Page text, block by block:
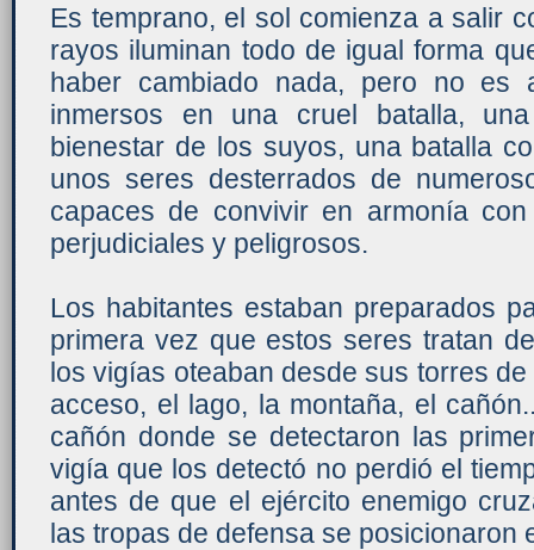
Es temprano, el sol comienza a salir
rayos iluminan todo de igual forma
haber cambiado nada, pero no es
inmersos en una cruel batalla,
bienestar de los suyos, una batalla
unos seres desterrados de
capaces de convivir en armonía
perjudiciales y peligrosos.
Los habitantes estaban preparados
primera vez que estos seres tratan
los vigías oteaban desde sus torres
acceso, el lago, la montaña, el
cañón donde se detectaron las
vigía que los detectó no perdió el
antes de que el ejército enemigo
las tropas de defensa se posicionaron